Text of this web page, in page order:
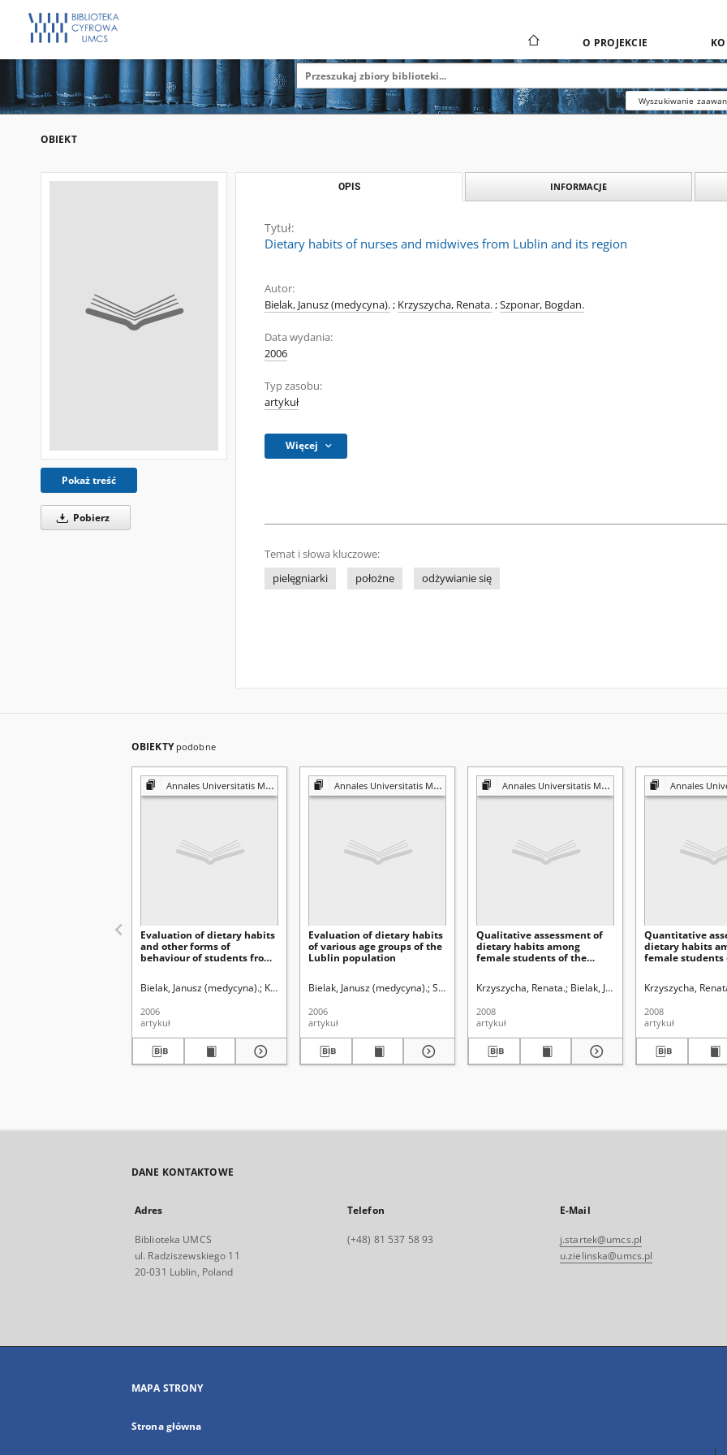
O PROJEKCIE
Wyszukiwanie
OBIEKT
Pokaż treść
Pobierz
OPIS INFORMACJE
Tytuł:
Dietary habits of nurses and midwives from Lublin and its region
Autor:
Bielak, Janusz (medycyna).; Krzyszycha, Renata.;Szponar, Bogdan.
Data wydania:
2006
Typ zasobu:
artykuł
Więcej
Temat i słowa kluczowe:
pielęgniarki
położne odżywianie się
OBIEKTY podobne
Annales Universitatis Mariae Curie-Skłodowska. Sectio D, Medicina
Evaluation of dietary habits
and other forms of
behaviour of students from
Bielak, Janusz (medycyna). Krzyszycha, Renata. Szponar, Bogdan. Bryc, Stanisław (1928- ). Redaktor sekcji
2006
artykuł
Annales Universitatis Mariae Curie-Skłodowska. Sectio D, Medicina
Evaluation of dietary habits
of various age groups of the
Lublin population
Bielak, Janusz (medycyna). Szponar, Bogdan. Krzyszycha, Renata. Bryc, Stanisław (1928- ).
2006
artykuł
Annales Universitatis Mariae Curie-Skłodowska. Sectio D, Medicina
Qualitative assessment of
dietary habits among
female students of the
2006/2007
Krzyszycha, Renata. Bielak, Janusz (medycyna).
2008
artykuł
Annales Universitatis Mariae Curie-
Quantitative
dietary habits
female students
2006/2007
Krzyszycha,
2008
artykuł
DANE KONTAKTOWE
Adres
Biblioteka UMCS
ul. Radziszewskiego 11
20-031 Lublin, Poland
Telefon
(+48) 81 537 58 93
E-Mail
j.startek@umcs.pl
u.zielinska@umcs.pl
MAPA STRONY
Strona główna